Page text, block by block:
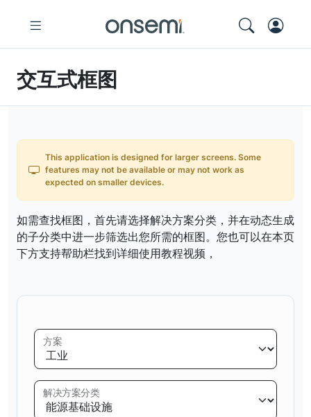
交互式框图
This application is designed for larger screens. Some
features may not be available or may not work as
expected on smaller devices.
如需查找框图，首先请选择解决方案分类，并在动态生成
的子分类中进一步筛选出您所需的框图。您也可以在本页
下方支持帮助栏找到详细使用教程视频，
方案
解决方案分类